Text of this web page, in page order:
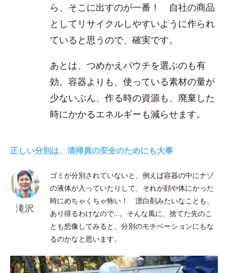
ら、そこに出すのが一番！ 自社の商品
としてリサイクルしやすいように作られ
ていると思うので、確実です。
あとは、つめかえパウチを選ぶのも有
効。容器よりも、使っている素材の量が
少ないぶん、作る時の資源も、廃棄した
時にかかるエネルギーも減らせます。
正しい分別は、清掃員の安全のためにも大事
滝沢
ゴミが分別されていないと、例えば容器の中にナゾ
の液体が入っていたりして、それが顔や体にかった
時にめちゃくちゃ怖い！ 漂白剤みたいなことも、
あり得るわけなので…。そんな風に、捨てた先のこ
とも想像してみると、分別のモチベーションにもな
るのかなと思います。